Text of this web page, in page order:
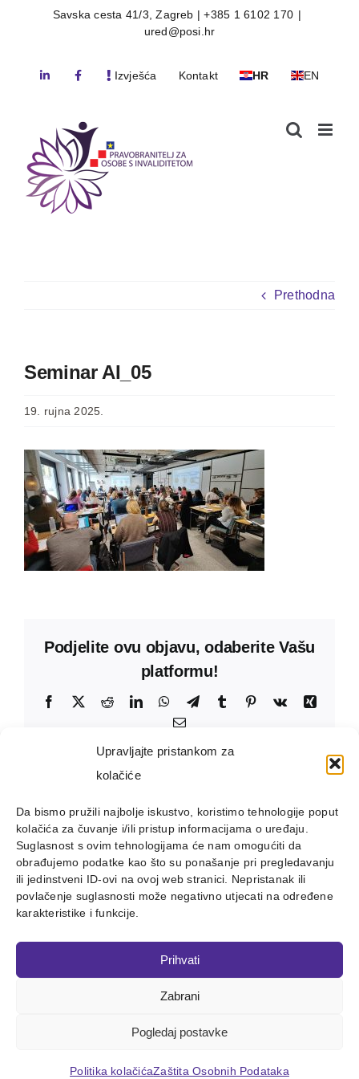
Upravljajte pristankom za
kolačiće
Da bismo pružili najbolje iskustvo, koristimo tehnologije poput
kolačića za čuvanje i/ili pristup informacijama o uređaju.
Suglasnost s ovim tehnologijama će nam omogućiti da
obrađujemo podatke kao što su ponašanje pri pregledavanju
ili jedinstveni ID-ovi na ovoj web stranici. Nepristanak ili
povlačenje suglasnosti može negativno utjecati na određene
karakteristike i funkcije.
Prihvati
Zabrani
Pogledaj postavke
Politika kolačićaZaštita Osobnih Podataka
Savska cesta 41/3, Zagreb | +385 1 6102 170 |
ured@posi.hr
Izvješća Kontakt HR EN
Prethodna
Seminar AI_05
19. rujna 2025.
Podjelite ovu objavu, odaberite Vašu
platformu!
Facebook
X RedditLinkedInWhatsApp
TelegramTumblr Pinterest
Vk
Xing
Email:
| All Rights Reserved | Powered by
Facebook
X InstagramPinterest